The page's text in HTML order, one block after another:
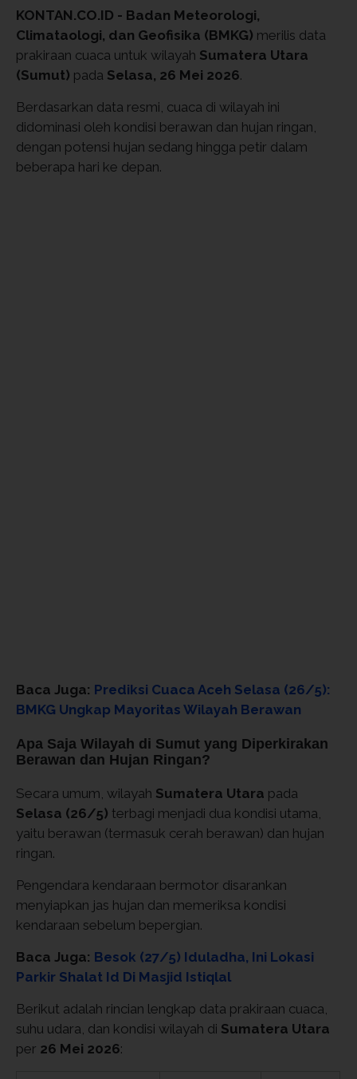
KONTAN.CO.ID - Badan Meteorologi,
Climataologi, dan Geofisika (BMKG) merilis data
prakiraan cuaca untuk wilayah Sumatera Utara
(Sumut) pada Selasa, 26 Mei 2026.
Berdasarkan data resmi, cuaca di wilayah ini
didominasi oleh kondisi berawan dan hujan ringan,
dengan potensi hujan sedang hingga petir dalam
beberapa hari ke depan.
Baca Juga: Prediksi Cuaca Aceh Selasa (26/5):
BMKG Ungkap Mayoritas Wilayah Berawan
Apa Saja Wilayah di Sumut yang Diperkirakan
Berawan dan Hujan Ringan?
Secara umum, wilayah Sumatera Utara pada
Selasa (26/5) terbagi menjadi dua kondisi utama,
yaitu berawan (termasuk cerah berawan) dan hujan
ringan.
Pengendara kendaraan bermotor disarankan
menyiapkan jas hujan dan memeriksa kondisi
kendaraan sebelum bepergian.
Baca Juga: Besok (27/5) Iduladha, Ini Lokasi
Parkir Shalat Id Di Masjid Istiqlal
Berikut adalah rincian lengkap data prakiraan cuaca,
suhu udara, dan kondisi wilayah di Sumatera Utara
per 26 Mei 2026: